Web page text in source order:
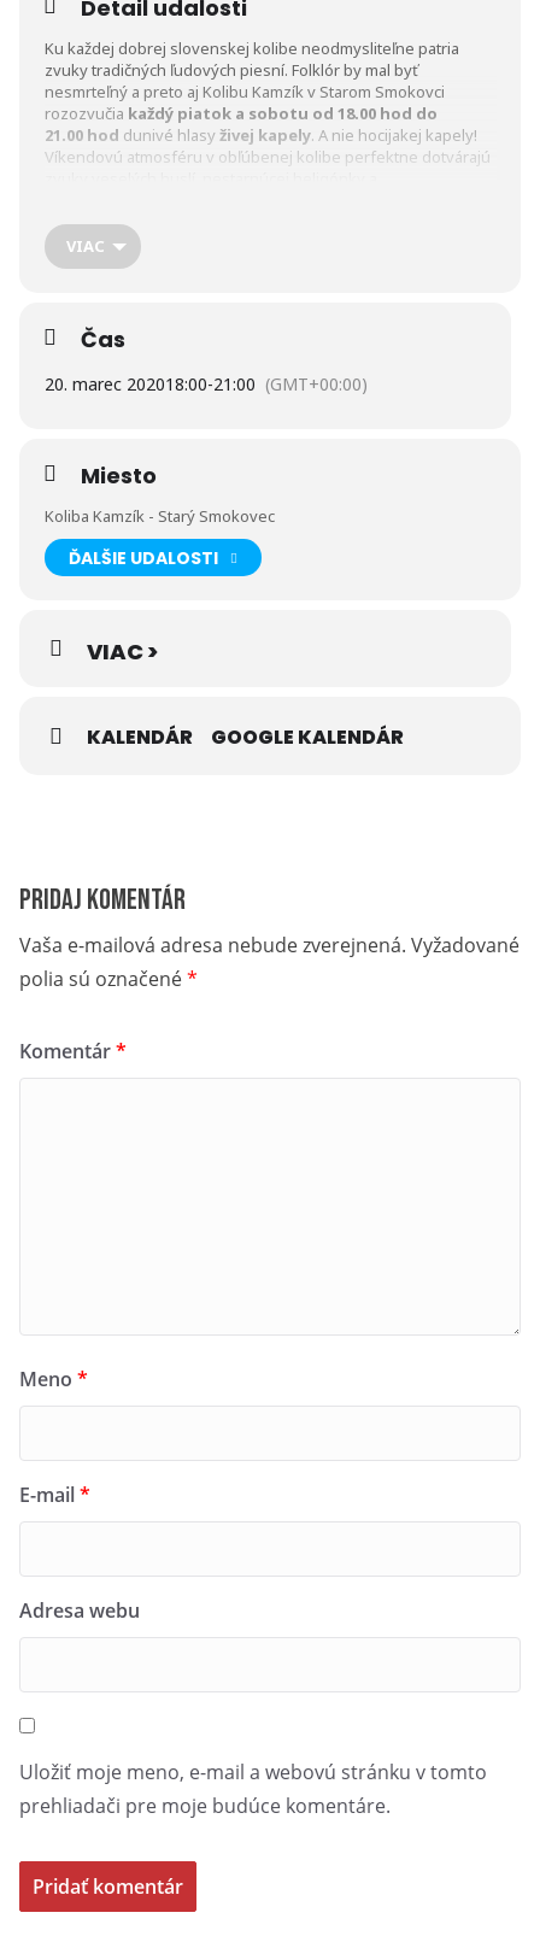
Detail udalosti
Ku každej dobrej slovenskej kolibe neodmysliteľne patria
zvuky tradičných ľudových piesní. Folklór by mal byť
nesmrteľný a preto aj Kolibu Kamzík v Starom Smokovci
rozozvučia každý piatok a sobotu od 18.00 hod do
21.00 hod dunivé hlasyživej kapely. A nie hocijakej kapely!
Víkendovú atmosféru v obľúbenej kolibe perfektne dotvárajú
kapely!Či už prichádzate do Tatier zo zahraničia so zámerom
spoznať našu malú-veľkú krajinu plnú dych berúcich
panoramatických výhľadov, zurčivých potôčikov a históriou
Nechajte sa hýčkať prvotriednym servisom, kvalitnou
slovenskou gastronómiou spájajúcou naše korene s
modernými chuťami a usmievajte sa do zvukov najznámejších
slovenských ľudových piesní. Pokiaľ máte “tú svoju obľúbenú”,
každý piatok a sobota.
VIAC
Čas
20. marec 202018:00-21:00 (GMT+00:00)
Miesto
Koliba Kamzík - Starý Smokovec
ĎALŠIE UDALOSTI
VIAC >
KALENDÁR GOOGLE KALENDÁR
Pridaj komentár
Vaša e-mailová adresa nebude zverejnená. Vyžadované
polia sú označené*
Komentár*
Meno *
E-mail*
Adresa webu
Uložiť moje meno, e-mail a webovú stránku v tomto
prehliadači pre moje budúce komentáre.